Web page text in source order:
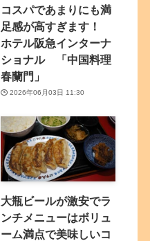
コスパであまりにも満
足感が高すぎます！
ホテル阪急インターナ
ショナル 「中国料理
春蘭門」
2026年06月03日 11:30
大瓶ビールが激安でラ
ンチメニューはボリュ
ーム満点で美味しいコ